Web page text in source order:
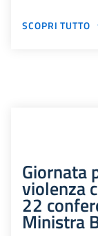
SCOPRI TUTTO
Giornata
violenza
22
Ministra